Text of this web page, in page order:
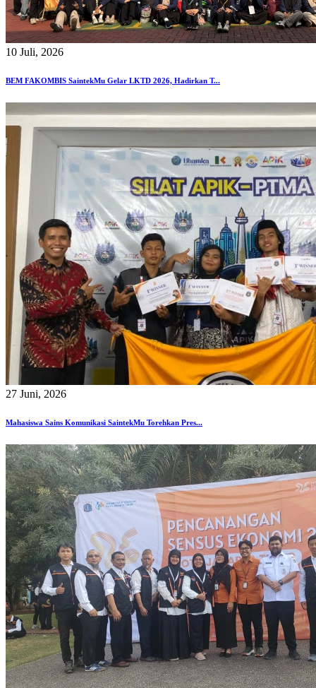
10 Juli, 2026
BEM FAKOMBIS SaintekMu Gelar LKTD 2026, Hadirkan T...
27 Juni, 2026
Mahasiswa Sains Komunikasi SaintekMu Torehkan Pres...